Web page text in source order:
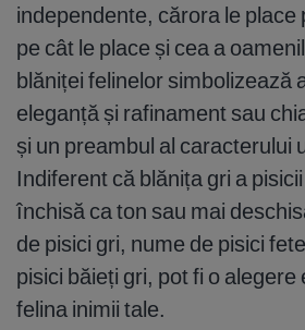
independente, cărora le place
pe cât le place și cea a
blăniței felinelor simbolizează
eleganță și rafinament sau
și un preambul al caracterului
Indiferent că blănița gri a
închisă ca ton sau mai
de pisici gri, nume de pisici
pisici băieți gri, pot fi o
felina inimii tale.